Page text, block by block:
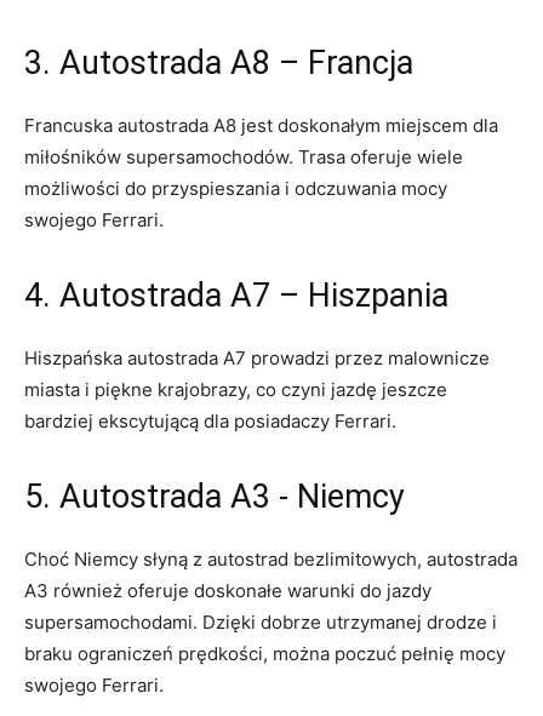
3. Autostrada ⁤A8 – Francja
Francuska autostrada A8​ jest doskonałym ⁣miejscem ‌dla
miłośników supersamochodów.⁣ Trasa ⁣oferuje wiele
możliwości do przyspieszania i odczuwania mocy
swojego Ferrari.
4. Autostrada A7 – ⁣Hiszpania
Hiszpańska autostrada A7 prowadzi przez malownicze
miasta i piękne ​krajobrazy, co czyni jazdę jeszcze
bardziej ekscytującą dla posiadaczy Ferrari.
5. Autostrada A3 -‌ Niemcy
Choć⁣ Niemcy słyną z autostrad bezlimitowych, autostrada
A3 również ​oferuje doskonałe‍ warunki do jazdy
supersamochodami. ‍Dzięki dobrze ⁢utrzymanej drodze i
braku ograniczeń prędkości, można poczuć pełnię mocy
swojego Ferrari.